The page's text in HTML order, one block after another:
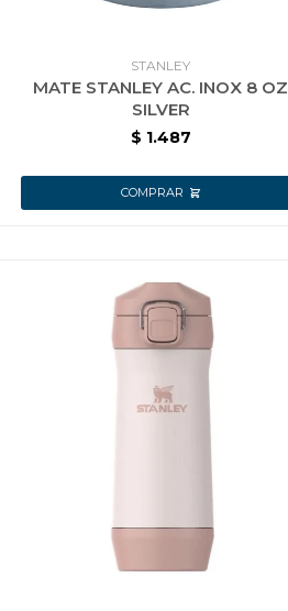
STANLEY
MATE STANLEY AC. INOX 8 OZ
SILVER
$ 1.487